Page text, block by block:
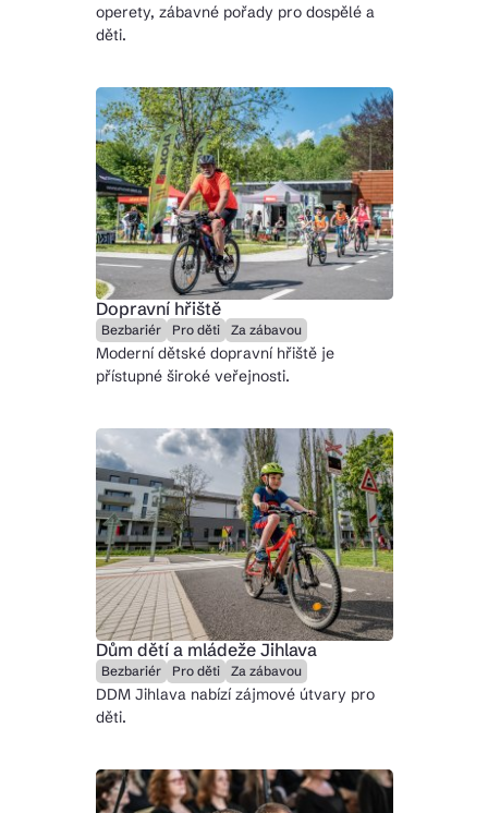
operety, zábavné pořady pro dospělé a
děti.
Dopravní hřiště
Bezbariér Pro děti Za zábavou
Moderní dětské dopravní hřiště je
přístupné široké veřejnosti.
Dům dětí a mládeže Jihlava
Bezbariér Pro děti Za zábavou
DDM Jihlava nabízí zájmové útvary pro
děti.